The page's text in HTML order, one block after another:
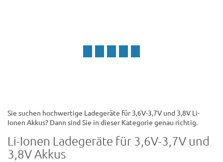
Sie suchen hochwertige Ladegeräte für 3,6V-3,7V und 3,8V Li-
Ionen Akkus? Dann sind Sie in dieser Kategorie genau richtig.
Li-Ionen Ladegeräte für 3,6V-3,7V und
3,8V Akkus